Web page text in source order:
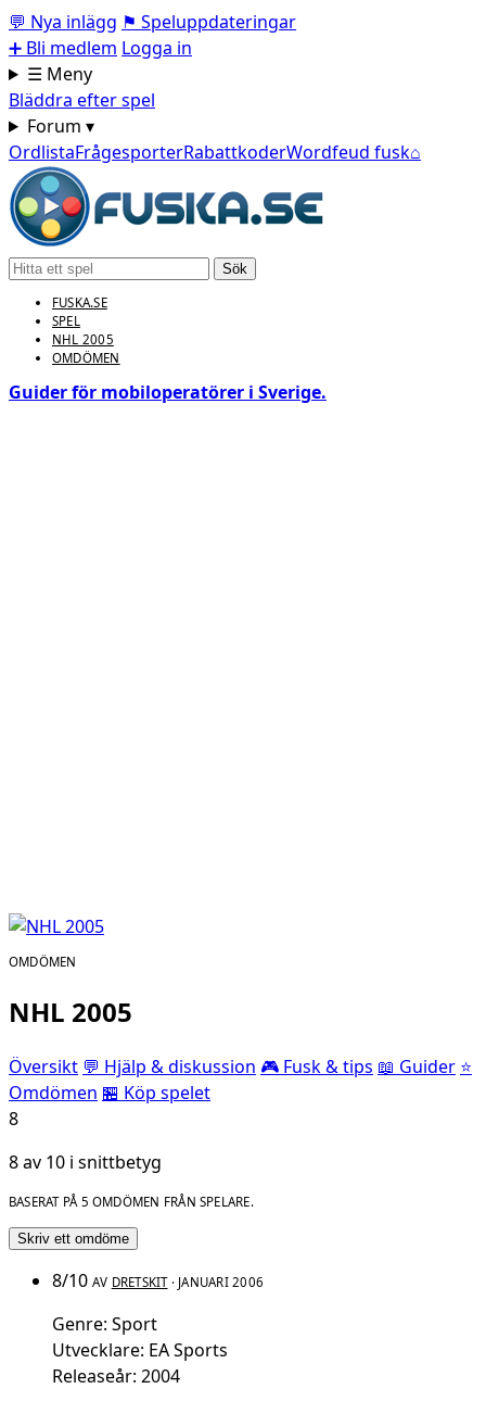
💬 Nya inlägg ⚑ Speluppdateringar
➕ Bli medlem Logga in
☰ Meny
Bläddra efter spel
Forum ▾
OrdlistaFrågesporterRabattkoderWordfeud fusk⌂
Sök
FUSKA.SE
SPEL
NHL 2005
OMDÖMEN
Guider för mobiloperatörer i Sverige.
OMDÖMEN
NHL 2005
Översikt 💬 Hjälp & diskussion 🎮 Fusk & tips 📖 Guider ⭐
Omdömen 🏪 Köp spelet
8
8 av 10 i snittbetyg
BASERAT PÅ 5 OMDÖMEN FRÅN SPELARE.
Skriv ett omdöme
8/10 AV DRETSKIT· JANUARI 2006
Genre: Sport
Utvecklare: EA Sports
Releaseår: 2004